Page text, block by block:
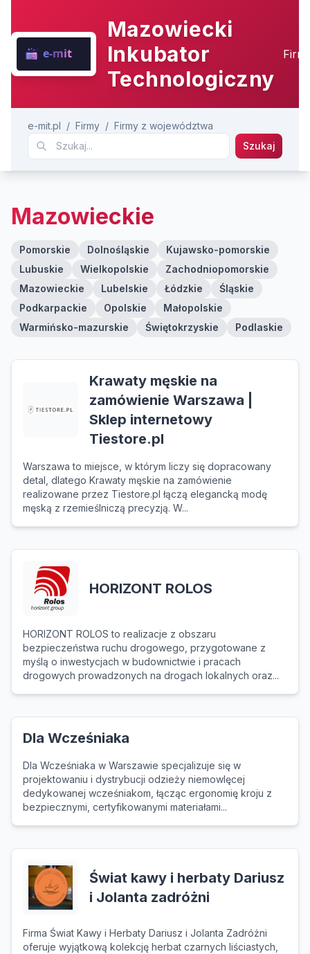
Mazowiecki
Inkubator
Technologiczny
e-mit.pl / Firmy / Firmy z województwa
Szukaj
Mazowieckie
Pomorskie Dolnośląskie
Kujawsko-pomorskie
Lubuskie
Wielkopolskie
Zachodniopomorskie
Mazowieckie
Lubelskie Łódzkie
Śląskie
Podkarpackie
Opolskie
Małopolskie
Warmińsko-mazurskie
Świętokrzyskie Podlaskie
Krawaty męskie na
zamówienie Warszawa |
Sklep internetowy
Tiestore.pl
Warszawa to miejsce, w którym liczy się dopracowany
detal, dlatego Krawaty męskie na zamówienie
realizowane przez Tiestore.pl łączą elegancką modę
męską z rzemieślniczą precyzją. W...
HORIZONT ROLOS
HORIZONT ROLOS to realizacje z obszaru
bezpieczeństwa ruchu drogowego, przygotowane z
myślą o inwestycjach w budownictwie i pracach
drogowych prowadzonych na drogach lokalnych oraz...
Dla Wcześniaka
Dla Wcześniaka w Warszawie specjalizuje się w
projektowaniu i dystrybucji odzieży niemowlęcej
dedykowanej wcześniakom, łącząc ergonomię kroju z
bezpiecznymi, certyfikowanymi materiałami...
Świat kawy i herbaty Dariusz
i Jolanta zadróżni
Firma Świat Kawy i Herbaty Dariusz i Jolanta Zadróżni
oferuje wyjątkową kolekcję herbat czarnych liściastych,